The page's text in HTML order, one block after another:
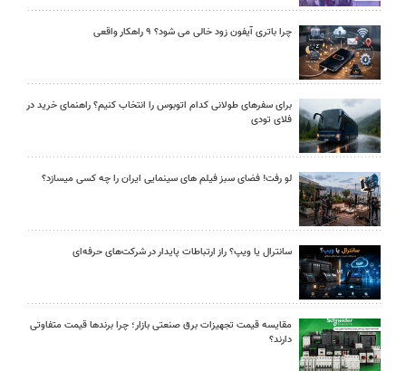
چرا باتری آیفون زود خالی می شود؟ ۹ راهکار واقعی
برای سفرهای طولانی کدام اتوبوس را انتخاب کنیم؟ راهنمای خرید در
فلای تودی
لو رفت! فضای سبز فیلم های سینمایی ایران را چه کسی میسازد؟
سانترال یا ویپ؟ راز ارتباطات پایدار در شرکت‌های حرفه‌ای
مقایسه قیمت تجهیزات برق صنعتی بازار؛ چرا برندها قیمت متفاوتی
دارند؟